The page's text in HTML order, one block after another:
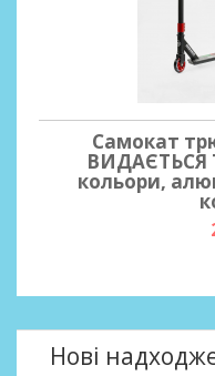
Самокат
кольори,
Нові